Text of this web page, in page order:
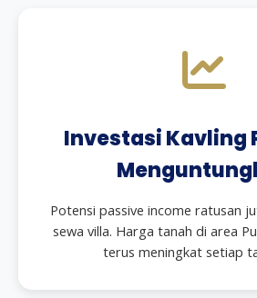
Investasi Kavling
Potensi passive income ratusan
sewa villa. Harga tanah di area
terus meningkat setiap